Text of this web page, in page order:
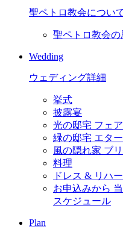
聖ペトロ教会につい
聖ペトロ教会の
Wedding
ウェディング詳細
挙式
披露宴
光の邸宅 フェ
緑の邸宅 エタ
風の隠れ家 ブ
料理
ドレス & リハ
お申込みから
スケジュール
Plan